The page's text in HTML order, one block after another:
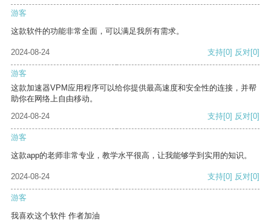
游客
这款软件的功能非常全面，可以满足我所有需求。
2024-08-24 支持[0] 反对[0]
游客
这款加速器VPM应用程序可以给你提供最高速度和安全性的连接，并帮
助你在网络上自由移动。
2024-08-24
支持[0] 反对[0]
游客
这款app的老师非常专业，教学水平很高，让我能够学到实用的知识。
2024-08-24 支持[0] 反对[0]
游客
我喜欢这个软件 作者加油